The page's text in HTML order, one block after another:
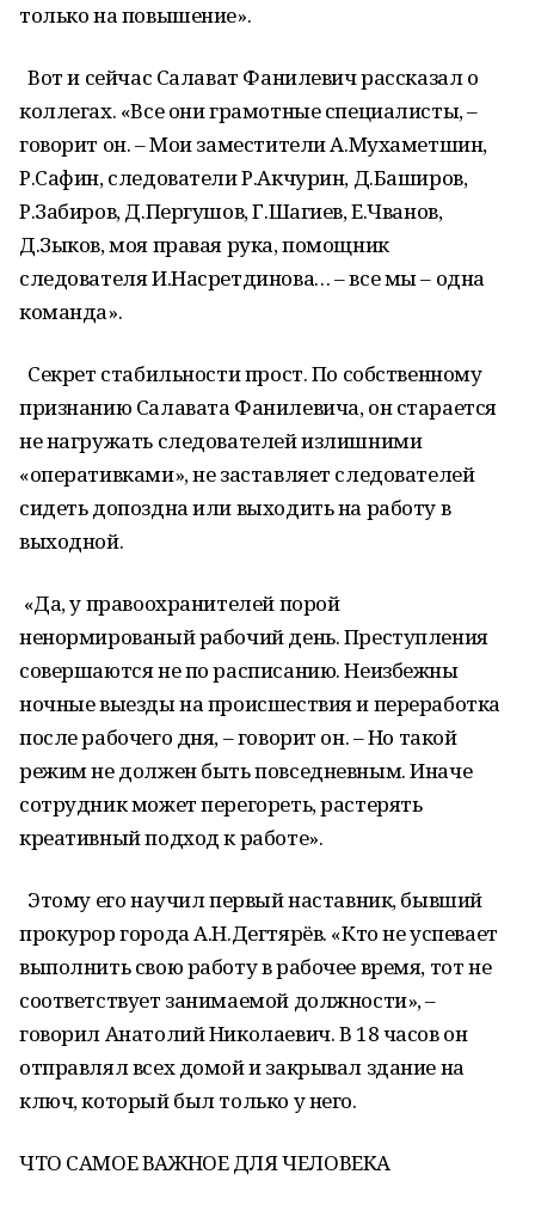
только на повышение».
Вот и сейчас Салават Фанилевич рассказал о
коллегах. «Все они грамотные специалисты, –
говорит он. – Мои заместители А.Мухаметшин,
Р.Сафин, следователи Р.Акчурин, Д.Баширов,
Р.Забиров, Д.Пергушов, Г.Шагиев, Е.Чванов,
Д.Зыков, моя правая рука, помощник
следователя И.Насретдинова… – все мы – одна
команда».
Секрет стабильности прост. По собственному
признанию Салавата Фанилевича, он старается
не нагружать следователей излишними
«оперативками», не заставляет следователей
сидеть допоздна или выходить на работу в
выходной.
«Да, у правоохранителей порой
ненормированый рабочий день. Преступления
совершаются не по расписанию. Неизбежны
ночные выезды на происшествия и переработка
после рабочего дня, – говорит он. – Но такой
режим не должен быть повседневным. Иначе
сотрудник может перегореть, растерять
креативный подход к работе».
Этому его научил первый наставник, бывший
прокурор города А.Н.Дегтярёв. «Кто не успевает
выполнить свою работу в рабочее время, тот не
соответствует занимаемой должности», –
говорил Анатолий Николаевич. В 18 часов он
отправлял всех домой и закрывал здание на
ключ, который был только у него.
ЧТО САМОЕ ВАЖНОЕ ДЛЯ ЧЕЛОВЕКА